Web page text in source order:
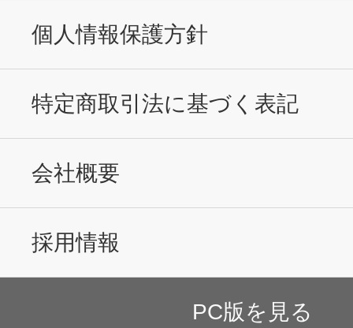
個人情報保護方針
特定商取引法に基づく表記
会社概要
採用情報
PC版を見る